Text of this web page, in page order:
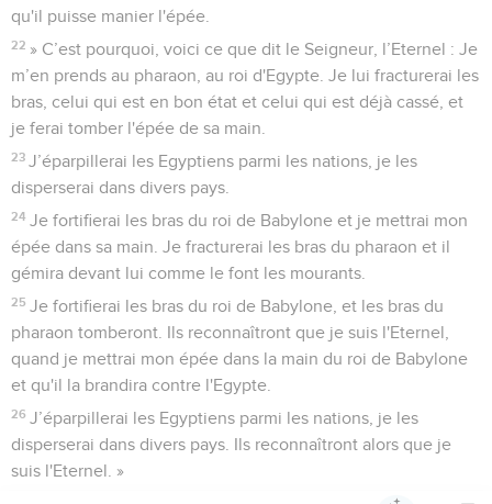
qu'il puisse manier l'épée.
22 » C’est pourquoi, voici ce que dit le Seigneur, l’Eternel : Je
m’en prends au pharaon, au roi d'Egypte. Je lui fracturerai les
bras, celui qui est en bon état et celui qui est déjà cassé, et
je ferai tomber l'épée de sa main.
23 J’éparpillerai les Egyptiens parmi les nations, je les
disperserai dans divers pays.
24 Je fortifierai les bras du roi de Babylone et je mettrai mon
épée dans sa main. Je fracturerai les bras du pharaon et il
gémira devant lui comme le font les mourants.
25 Je fortifierai les bras du roi de Babylone, et les bras du
pharaon tomberont. Ils reconnaîtront que je suis l'Eternel,
quand je mettrai mon épée dans la main du roi de Babylone
et qu'il la brandira contre l'Egypte.
26 J’éparpillerai les Egyptiens parmi les nations, je les
disperserai dans divers pays. Ils reconnaîtront alors que je
suis l'Eternel. »